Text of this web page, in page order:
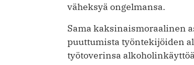
väheksyä ongelmansa.
Sama kaksinaismoraalinen
puuttumista työn­tekijöiden
työtoverinsa